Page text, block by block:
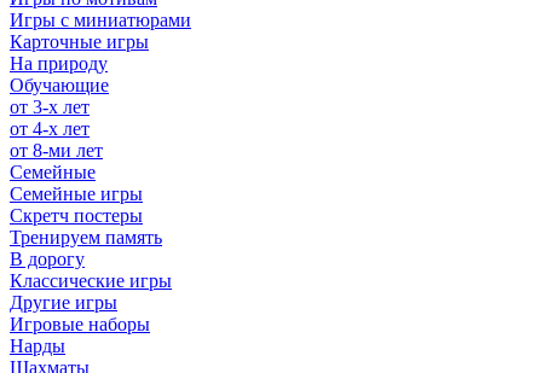
Игры с миниатюрами
Карточные игры
На природу
Обучающие
от 3-х лет
от 4-х лет
от 8-ми лет
Семейные
Семейные игры
Скретч постеры
Тренируем память
В дорогу
Классические игры
Другие игры
Игровые наборы
Нарды
Шахматы